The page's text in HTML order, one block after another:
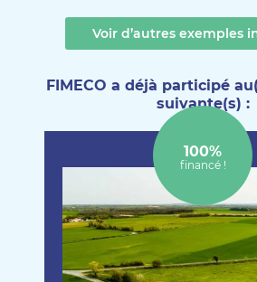
Voir d’autres exemples
FIMECO a déjà participé
suivante(s) :
100%
financé !